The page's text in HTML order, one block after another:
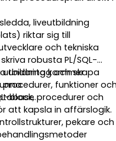
liveutbildning
riktar sig till
och tekniska
robusta PL/SQL-
undantag och skapa
funktioner och
utbildning kommer
block, procedurer och
att kapsla in affärslogik.
pekare och